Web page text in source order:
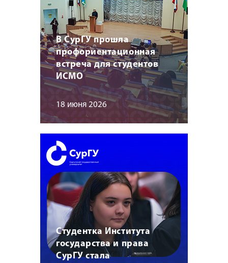
В СурГУ прошла
профориентационная
встреча для студентов
ИСМО
18 июня 2026
Студентка Института
государства и права
СурГУ стала